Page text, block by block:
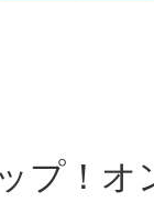
プ！オ